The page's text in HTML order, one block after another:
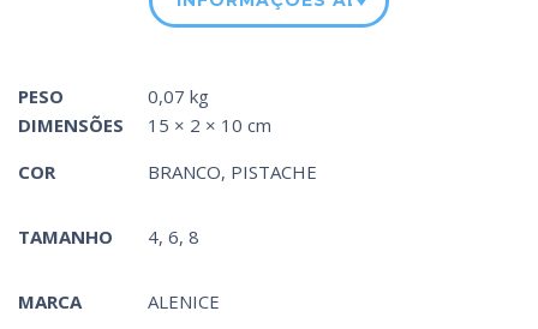
PESO
0,07 kg
DIMENSÕES
15 × 2 × 10 cm
COR
BRANCO, PISTACHE
TAMANHO 4, 6, 8
MARCA ALENICE